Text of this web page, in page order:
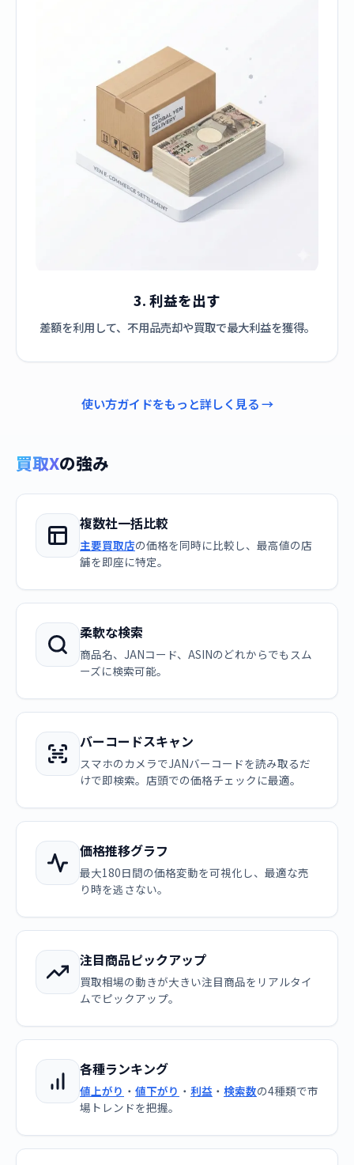
3. 利益を出す
差額を利用して、不用品売却や買取で最大利益を獲得。
使い方ガイドをもっと詳しく見る →
買取Xの強み
複数社一括比較
主要買取店の価格を同時に比較し、最高値の店
舗を即座に特定。
柔軟な検索
商品名、JANコード、ASINのどれからでもスム
ーズに検索可能。
バーコードスキャン
スマホのカメラでJANバーコードを読み取るだ
けで即検索。店頭での価格チェックに最適。
価格推移グラフ
最大180日間の価格変動を可視化し、最適な売
り時を逃さない。
注目商品ピックアップ
買取相場の動きが大きい注目商品をリアルタイ
ムでピックアップ。
各種ランキング
値上がり ・ 値下がり ・ 利益 ・ 検索数の4種類で市
場トレンドを把握。